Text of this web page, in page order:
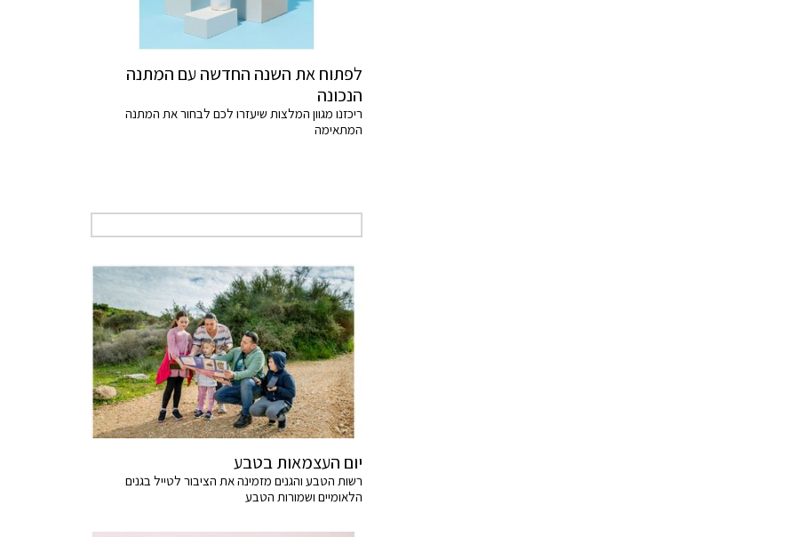
לפתוח את השנה החדשה עם המתנה
הנכונה
ריכזנו מגוון המלצות שיעזרו לכם לבחור את המתנה
המתאימה
יום העצמאות בטבע
רשות הטבע והגנים מזמינה את הציבור לטייל בגנים
הלאומיים ושמורות הטבע